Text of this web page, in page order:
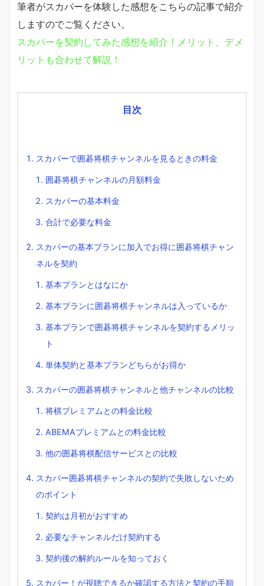
筆者がスカパーを体験した感想をこちらの記事で紹介
しますのでご覧ください。
スカパーを契約してみた感想を紹介！メリット、デメ
リットも合わせて解説！
目次
スカパーで囲碁将棋チャンネルを見るときの料金
囲碁将棋チャンネルの月額料金
スカパーの基本料金
合計で必要な料金
スカパーの基本プランに加入でお得に囲碁将棋チャン
ネルを契約
基本プランとはなにか
基本プランに囲碁将棋チャンネルは入っているか
基本プランで囲碁将棋チャンネルを契約するメリッ
ト
単体契約と基本プランどちらがお得か
スカパーの囲碁将棋チャンネルと他チャンネルの比較
将棋プレミアムとの料金比較
ABEMAプレミアムとの料金比較
他の囲碁将棋配信サービスとの比較
スカパー囲碁将棋チャンネルの契約で失敗しないため
のポイント
契約は月初がおすすめ
必要なチャンネルだけ契約する
契約後の解約ルールを知っておく
スカパー！が視聴できるか確認する方法と契約の手順